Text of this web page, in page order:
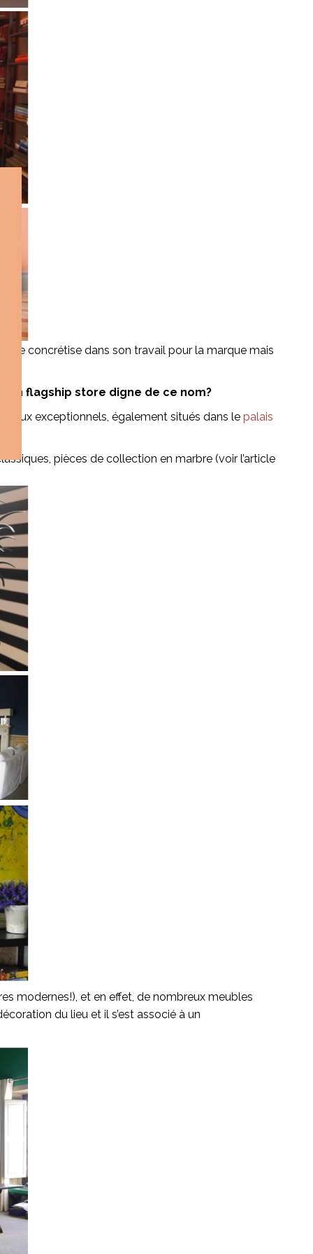
se concrétise dans son travail pour la marque mais
un flagship store digne de ce nom?
exceptionnels, également situés dans le palais
pièces de collection en marbre (voir l’article
modernes!), et en effet, de nombreux meubles
du lieu et il s’est associé à un